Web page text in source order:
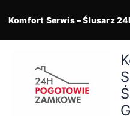
Komfort Serwis – Ślusarz